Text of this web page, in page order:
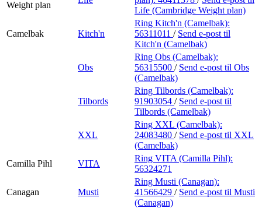
Weight plan
Life (Cambridge Weight plan)
Camelbak Kitch'n
Ring Kitch'n (Camelbak):
56311011 / Send e-post til
Kitch'n (Camelbak)
Obs
Ring Obs (Camelbak):
56315500 / Send e-post til Obs
(Camelbak)
Tilbords
Ring Tilbords (Camelbak):
91903054 / Send e-post til
Tilbords (Camelbak)
XXL
Ring XXL (Camelbak):
24083480 / Send e-post til XXL
(Camelbak)
Camilla Pihl
VITA
Ring VITA (Camilla Pihl):
56324271
Canagan Musti
Ring Musti (Canagan):
41566429 / Send e-post til Musti
(Canagan)